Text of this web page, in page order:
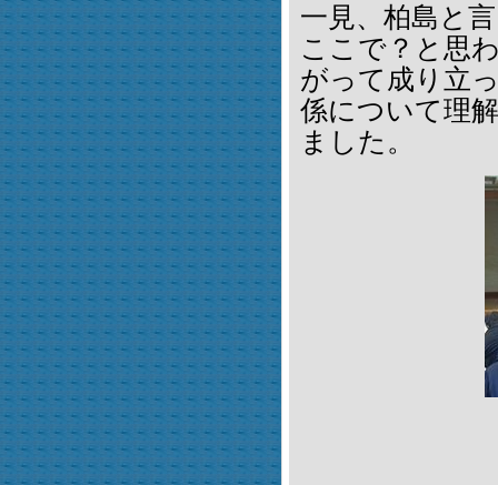
一見、柏島と
ここで？と思
がって成り立
係について理
ました。